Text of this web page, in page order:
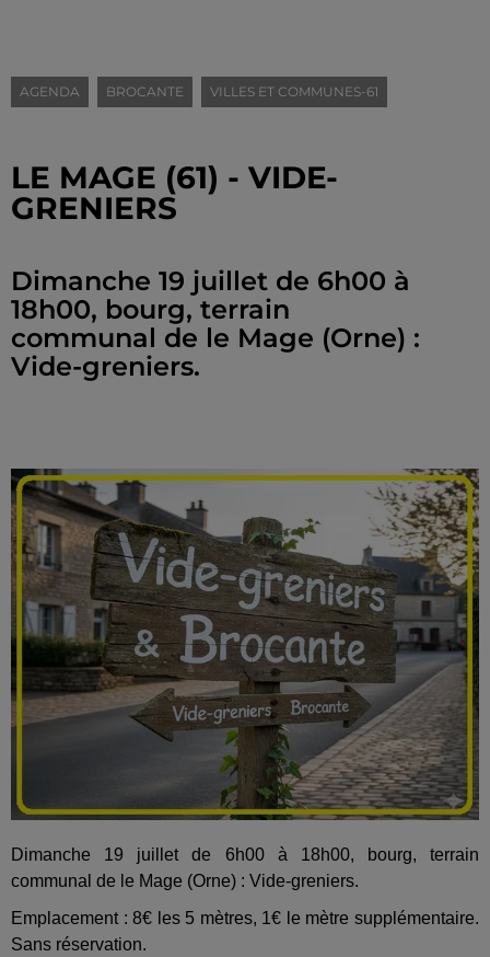
AGENDA BROCANTE VILLES ET COMMUNES-61
LE MAGE (61) - VIDE-
GRENIERS
Dimanche 19 juillet de 6h00 à
18h00, bourg, terrain
communal de le Mage (Orne) :
Vide-greniers.
Dimanche 19 juillet de 6h00 à 18h00, bourg, terrain
communal de le Mage (Orne) : Vide-greniers.
Emplacement : 8€ les 5 mètres, 1€ le mètre supplémentaire.
Sans réservation.